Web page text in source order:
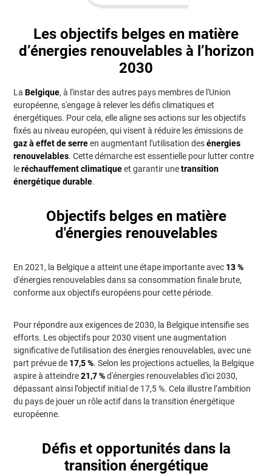
Les objectifs belges en matière
d’énergies renouvelables à l’horizon
2030
LaBelgique, à l'instar des autres pays membres de l'Union
européenne, s'engage à relever les défis climatiques et
énergétiques. Pour cela, elle aligne ses actions sur les objectifs
fixés au niveau européen, qui visent à réduire les émissions de
gaz à effet de serreen augmentant l'utilisation desénergies
renouvelables. Cette démarche est essentielle pour lutter contre
leréchauffement climatiqueet garantir unetransition
énergétique durable.
Objectifs belges en matière
d'énergies renouvelables
En 2021, la Belgique a atteint une étape importante avec 13 %
d'énergies renouvelables dans sa consommation finale brute,
conforme aux objectifs européens pour cette période.
Pour répondre aux exigences de 2030, la Belgique intensifie ses
efforts. Les objectifs pour 2030 visent une augmentation
significative de l'utilisation des énergies renouvelables, avec une
part prévue de 17,5 %. Selon les projections actuelles, la Belgique
aspire à atteindre21,7 %d'énergies renouvelables d'ici 2030,
dépassant ainsi l’objectif initial de 17,5 %. Cela illustre l’ambition
du pays de jouer un rôle actif dans la transition énergétique
européenne.
Défis et opportunités dans la
transition énergétique